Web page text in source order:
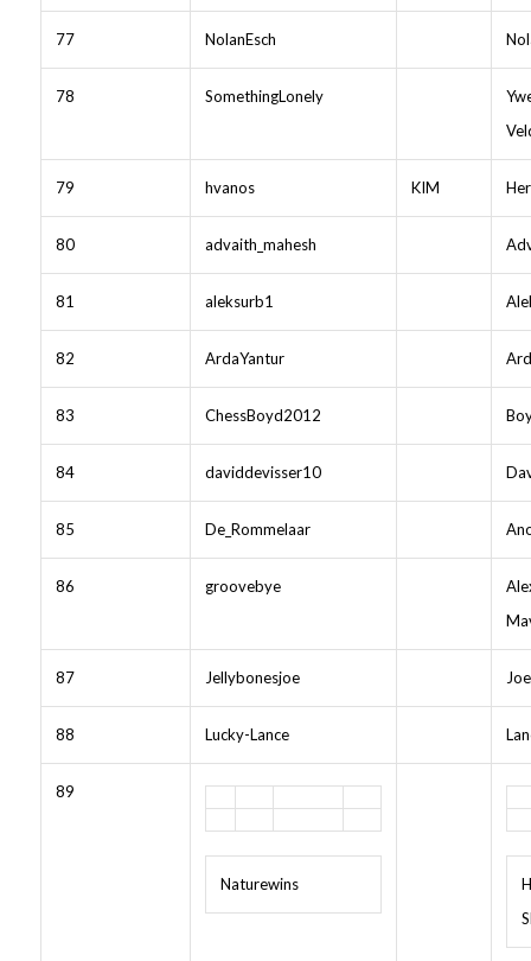
77 NolanEsch
78 SomethingLonely
79 hvanos KIM
80 advaith_mahesh
81 aleksurb1
82 ArdaYantur
83 ChessBoyd2012
84 daviddevisser10
85 De_Rommelaar
86 groovebye
87 Jellybonesjoe
88 Lucky-Lance
89
Naturewins